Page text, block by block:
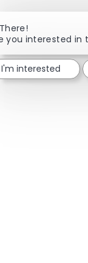
you interested in
I'm interested